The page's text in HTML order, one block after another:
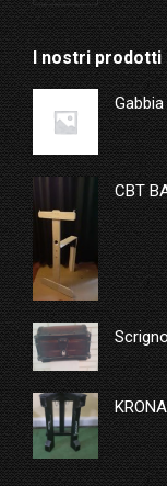
I nostri prodotti
CBT
KRONA